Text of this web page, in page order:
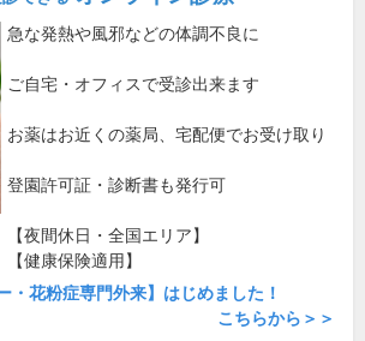
急な発熱や風邪などの体調不良に
ご自宅・オフィスで受診出来ます
お薬はお近くの薬局、宅配便でお受け取り
登園許可証・診断書も発行可
【夜間休日・全国エリア】
【健康保険適用】
・花粉症専門外来】はじめました！
こちらから＞＞